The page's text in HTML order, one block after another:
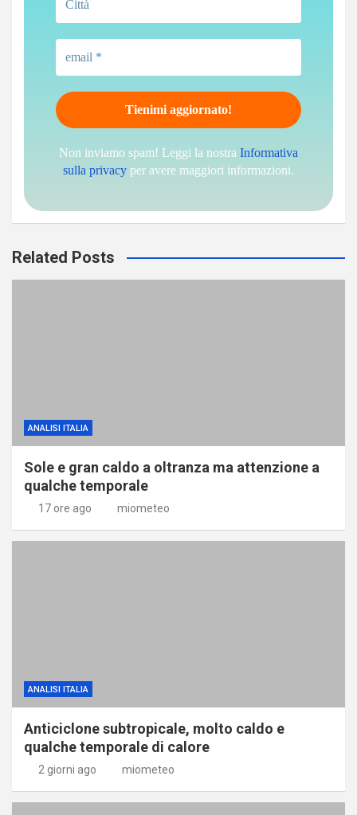
Non inviamo spam! Leggi la nostra Informativa
sulla privacy per avere maggiori informazioni.
Related Posts
ANALISI ITALIA
Sole e gran caldo a oltranza ma attenzione a
qualche temporale
17 ore ago miometeo
ANALISI ITALIA
Anticiclone subtropicale, molto caldo e
qualche temporale di calore
2 giorni ago miometeo